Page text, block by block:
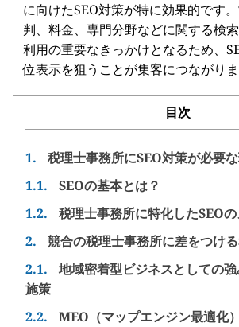
に向けたSEO対策が特に効果的です
判、料金、専門分野などに関する検
利用の重要なきっかけとなるため、
位表示を狙うことが集客につながりま
目次
1.
税理士事務所にSEO対策が必要
1.1.
SEOの基本とは？
1.2.
税理士事務所に特化したSEO
2.
競合の税理士事務所に差をつけ
2.1.
地域密着型ビジネスとしての
施策
2.2.
MEO（マップエンジン最適化